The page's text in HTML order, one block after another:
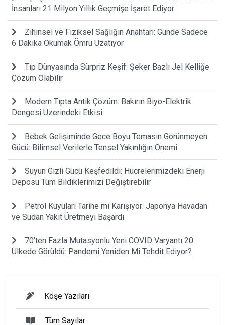
İnsanları 21 Milyon Yıllık Geçmişe İşaret Ediyor
Zihinsel ve Fiziksel Sağlığın Anahtarı: Günde Sadece
6 Dakika Okumak Ömrü Uzatıyor
Tıp Dünyasında Sürpriz Keşif: Şeker Bazlı Jel Kelliğe
Çözüm Olabilir
Modern Tıpta Antik Çözüm: Bakırın Biyo-Elektrik
Dengesi Üzerindeki Etkisi
Bebek Gelişiminde Gece Boyu Temasın Görünmeyen
Gücü: Bilimsel Verilerle Tensel Yakınlığın Önemi
Suyun Gizli Gücü Keşfedildi: Hücrelerimizdeki Enerji
Deposu Tüm Bildiklerimizi Değiştirebilir
Petrol Kuyuları Tarihe mi Karışıyor: Japonya Havadan
ve Sudan Yakıt Üretmeyi Başardı
70’ten Fazla Mutasyonlu Yeni COVID Varyantı 20
Ülkede Görüldü: Pandemi Yeniden Mi Tehdit Ediyor?
Köşe Yazıları
Tüm Sayılar